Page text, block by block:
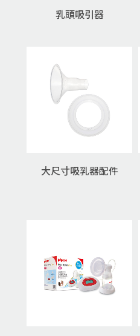
乳頭吸引器
大尺寸吸乳器配件